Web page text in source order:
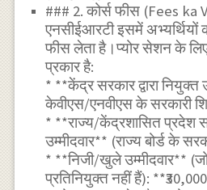
### 2. कोर्स फीस (Fees ka
एनसीईआरटी इसमें अभ्यर्थियों
फीस लेता है।प्योर सेशन के
प्रकार है:
* **केंद्र सरकार द्वारा नियुक्त
केवीएस/एनवीएस के सरकारी
* **राज्य/केंद्रशासित प्रदेश
उम्मीदवार** (राज्य बोर्ड के
* **निजी/खुले उम्मीदवार**
प्रतिनियुक्त नहीं हैं):